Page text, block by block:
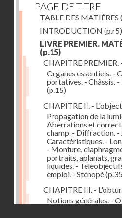
PAGE DE TITRE
TABLE DES MATIÈRES
INTRODUCTION (p.r5)
LIVRE PREMIER.
(p.15)
CHAPITRE PREMIER.
Organes essentiels. -
portatives. - Châssis.
(p.15)
CHAPITRE II. -
Propagation de la
Aberrations et
champ. - Diffraction.
Caractéristiques. -
- Monture,
portraits, aplanats,
liquides. -
emploi. - Sténopé
CHAPITRE III. -
Notions générales. -